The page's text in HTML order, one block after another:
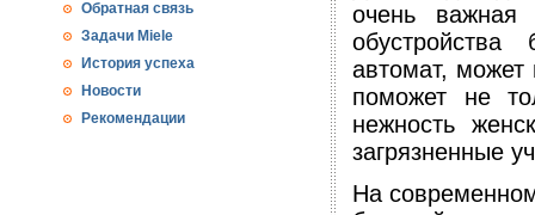
Обратная связь
Задачи Miele
История успеха
Новости
Рекомендации
очень важная
автомат,
поможет не
нежность
загрязненные
На